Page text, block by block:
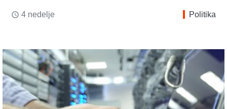
access_time 4 nedelje Politika